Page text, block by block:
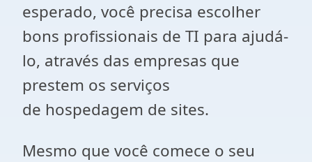
esperado, você precisa escolher
bons profissionais de TI para ajudá-
lo, através das empresas que
prestem os serviços
de hospedagem de sites.
Mesmo que você comece o seu